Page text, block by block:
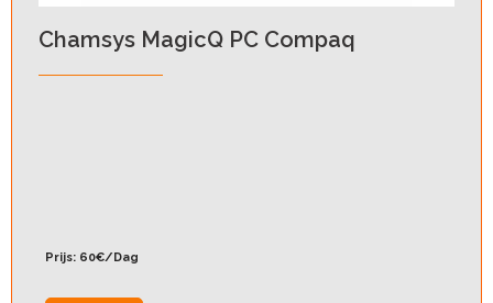
Chamsys MagicQ PC Compaq
Prijs: 60€/Dag